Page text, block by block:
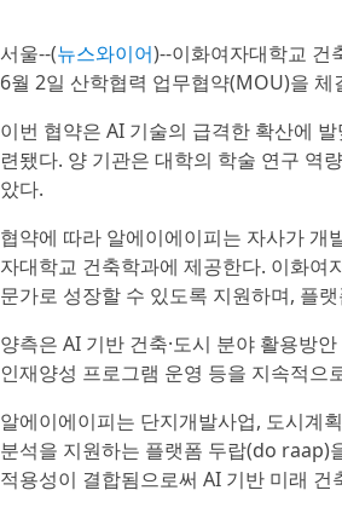
서울--(뉴스와이어)--이화여자대학교 건
6월 2일 산학협력 업무협약(MOU)을 체
이번 협약은 AI 기술의 급격한 확산에
련됐다. 양 기관은 대학의 학술 연구 역
았다.
협약에 따라 알에이에이피는 자사가 개
자대학교 건축학과에 제공한다. 이화여
문가로 성장할 수 있도록 지원하며, 플
양측은 AI 기반 건축·도시 분야 활용방
인재양성 프로그램 운영 등을 지속적으
알에이에이피는 단지개발사업, 도시계
분석을 지원하는 플랫폼 두랍(do raap)
적용성이 결합됨으로써 AI 기반 미래